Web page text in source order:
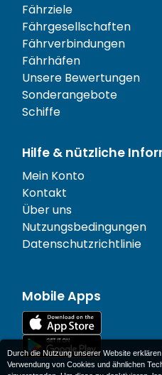
Fährziele
Fährgesellschaften
Fährverbindungen
Fährhäfen
Unsere Bewertungen
Sonderangebote
Schiffe
Hilfe & nützliche
Mein Konto
Kontakt
Über uns
Nutzungsbedingungen
Datenschutzrichtlinie
Mobile Apps
Durch die Nutzung unserer Website
Verwendung von Cookies und ähnlichen